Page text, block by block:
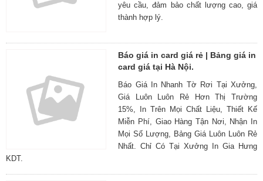
yêu cầu, đảm bảo chất lượng cao, giá
thành hợp lý.
Báo giá in card giá rẻ | Bảng giá in
card giá tại Hà Nội.
Báo Giá In Nhanh Tờ Rơi Tại Xưởng,
Giá Luôn Luôn Rẻ Hơn Thị Trường
15%, In Trên Mọi Chất Liệu, Thiết Kế
Miễn Phí, Giao Hàng Tận Nơi, Nhận In
Mọi Số Lượng, Bảng Giá Luôn Luôn Rẻ
Nhất. Chỉ Có Tại Xưởng In Gia Hưng
KDT.